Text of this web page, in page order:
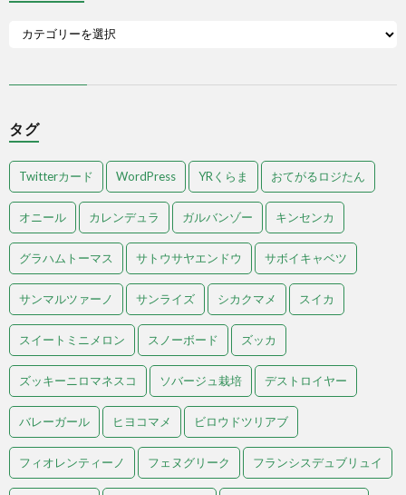
タグ
Twitterカード WordPress YRくらま おてがるロジたん
オニール カレンデュラ ガルバンゾー キンセンカ
グラハムトーマス サトウサヤエンドウ サボイキャベツ
サンマルツァーノ サンライズ シカクマメ スイカ
スイートミニメロン スノーボード ズッカ
ズッキーニロマネスコ ソバージュ栽培 デストロイヤー
バレーガール ヒヨコマメ ビロウドツリアブ
フィオレンティーノ フェヌグリーク フランシスデュブリュイ